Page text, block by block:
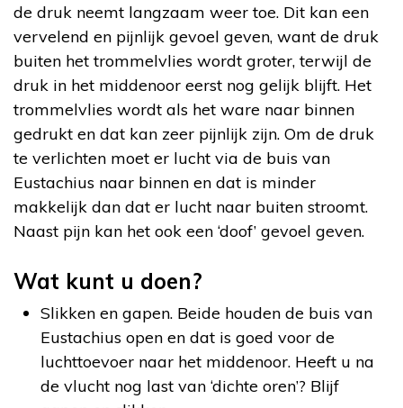
de druk neemt langzaam weer toe. Dit kan een
vervelend en pijnlijk gevoel geven, want de druk
buiten het trommelvlies wordt groter, terwijl de
druk in het middenoor eerst nog gelijk blijft. Het
trommelvlies wordt als het ware naar binnen
gedrukt en dat kan zeer pijnlijk zijn. Om de druk
te verlichten moet er lucht via de buis van
Eustachius naar binnen en dat is minder
makkelijk dan dat er lucht naar buiten stroomt.
Naast pijn kan het ook een ‘doof’ gevoel geven.
Wat kunt u doen?
Slikken en gapen. Beide houden de buis van
Eustachius open en dat is goed voor de
luchttoevoer naar het middenoor. Heeft u na
de vlucht nog last van ‘dichte oren’? Blijf